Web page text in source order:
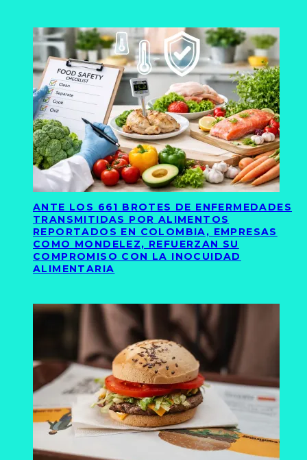
ANTE LOS 661 BROTES DE ENFERMEDADES
TRANSMITIDAS POR ALIMENTOS
REPORTADOS EN COLOMBIA, EMPRESAS
COMO MONDELEZ, REFUERZAN SU
COMPROMISO CON LA INOCUIDAD
ALIMENTARIA